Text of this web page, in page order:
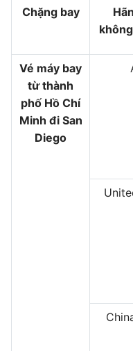
Chặng bay
Vé máy bay
từ thành
phố Hồ Chí
Minh đi San
Diego